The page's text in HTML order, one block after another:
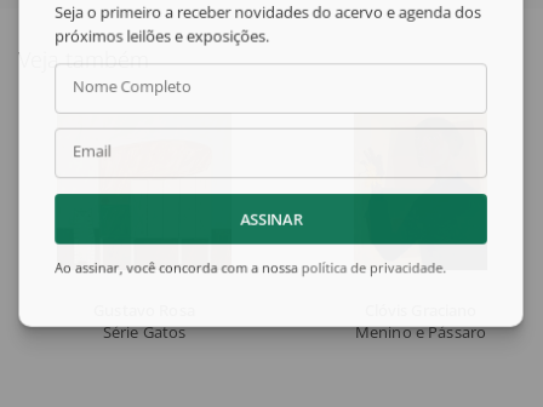
Veja também
Série Gatos
Menino e Pássaro
Seja o primeiro a receber novidades do acervo e agenda dos
próximos leilões e exposições.
Nome Completo
Email
ASSINAR
Ao assinar, você concorda com a nossapolítica de privacidade.